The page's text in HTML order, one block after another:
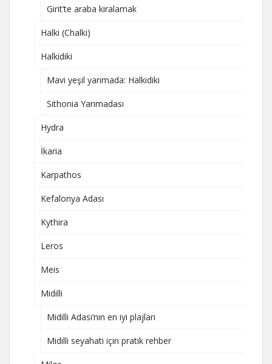
Girit’te araba kiralamak
Halki (Chalki)
Halkidiki
Mavi yeşil yarımada: Halkidiki
Sithonia Yarımadası
Hydra
İkaria
Karpathos
Kefalonya Adası
Kythira
Leros
Meis
Midilli
Midilli Adası’nın en iyi plajları
Midilli seyahati için pratik rehber